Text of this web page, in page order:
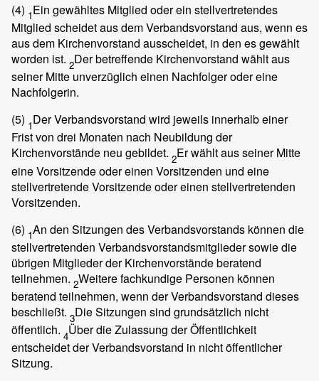
(4) 1Ein gewähltes Mitglied oder ein stellvertretendes
Mitglied scheidet aus dem Verbandsvorstand aus, wenn es
aus dem Kirchenvorstand ausscheidet, in den es gewählt
worden ist. 2Der betreffende Kirchenvorstand wählt aus
seiner Mitte unverzüglich einen Nachfolger oder eine
Nachfolgerin.
(5) 1Der Verbandsvorstand wird jeweils innerhalb einer
Frist von drei Monaten nach Neubildung der
Kirchenvorstände neu gebildet. 2Er wählt aus seiner Mitte
eine Vorsitzende oder einen Vorsitzenden und eine
stellvertretende Vorsitzende oder einen stellvertretenden
Vorsitzenden.
(6) 1An den Sitzungen des Verbandsvorstands können die
stellvertretenden Verbandsvorstandsmitglieder sowie die
übrigen Mitglieder der Kirchenvorstände beratend
teilnehmen. 2Weitere fachkundige Personen können
beratend teilnehmen, wenn der Verbandsvorstand dieses
beschließt. 3Die Sitzungen sind grundsätzlich nicht
öffentlich. 4Über die Zulassung der Öffentlichkeit
entscheidet der Verbandsvorstand in nicht öffentlicher
Sitzung.